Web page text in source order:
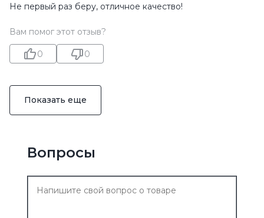
Не первый раз беру, отличное качество!
Вам помог этот отзыв?
0 0
Показать еще
Вопросы